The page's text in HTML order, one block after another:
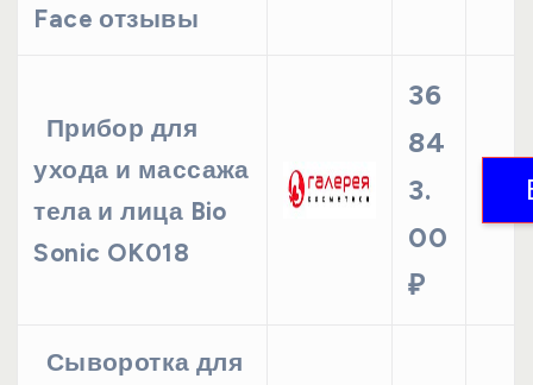
Face отзывы
Прибор для
ухода и массажа
тела и лица Bio
Sonic OK018
36
84
3.
00
₽
Сыворотка для